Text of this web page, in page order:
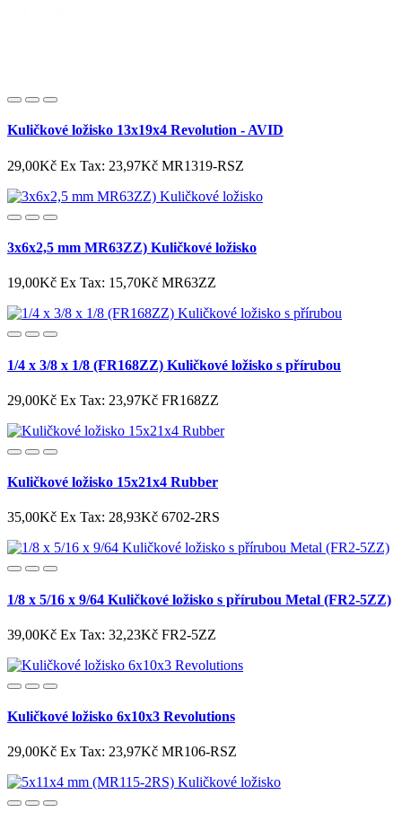
Kuličkové ložisko 13x19x4 Revolution - AVID
29,00Kč Ex Tax: 23,97Kč MR1319-RSZ
3x6x2,5 mm MR63ZZ) Kuličkové ložisko
19,00Kč Ex Tax: 15,70Kč MR63ZZ
1/4 x 3/8 x 1/8 (FR168ZZ) Kuličkové ložisko s přírubou
29,00Kč Ex Tax: 23,97Kč FR168ZZ
Kuličkové ložisko 15x21x4 Rubber
35,00Kč Ex Tax: 28,93Kč 6702-2RS
1/8 x 5/16 x 9/64 Kuličkové ložisko s přírubou Metal (FR2-5ZZ)
39,00Kč Ex Tax: 32,23Kč FR2-5ZZ
Kuličkové ložisko 6x10x3 Revolutions
29,00Kč Ex Tax: 23,97Kč MR106-RSZ